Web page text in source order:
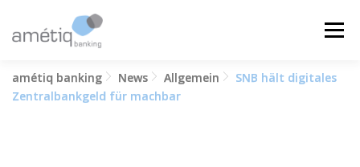
springen
Menü
LÖSUNGEN NEWS
amétiq banking News Allgemein
SNB hält digitales
Zentralbankgeld für machbar